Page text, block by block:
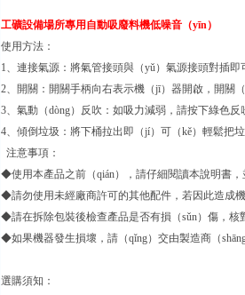
工礦設備場所專用自動吸廢料機低噪音（yīn）
使用方法：
1、連接氣源：將氣管接頭與（yǔ）氣源接頭對插即
2、開關：開關手柄向右表示機（jī）器開啟，開關
3、氣動（dòng）反吹：如吸力減弱，請按下綠色
4、傾倒垃圾：將下桶拉出即（jí）可（kě）輕鬆把垃
注意事項：
◆使用本產品之前（qián），請仔細閱讀本說明書，
◆請勿使用未經廠商許可的其他配件，若因此造成機
◆請在拆除包裝後檢查產品是否有損（sǔn）傷，核
◆如果機器發生損壞，請（qǐng）交由製造商（
選購須知：